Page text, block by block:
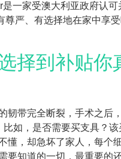
一家受澳大利亚政府认
尊严、有选择地在家中享
择到补贴你
韧带完全断裂，手术之后
如，是否需要买支具？
懂，却急坏了家人，每个
要知道的一切，最重要的